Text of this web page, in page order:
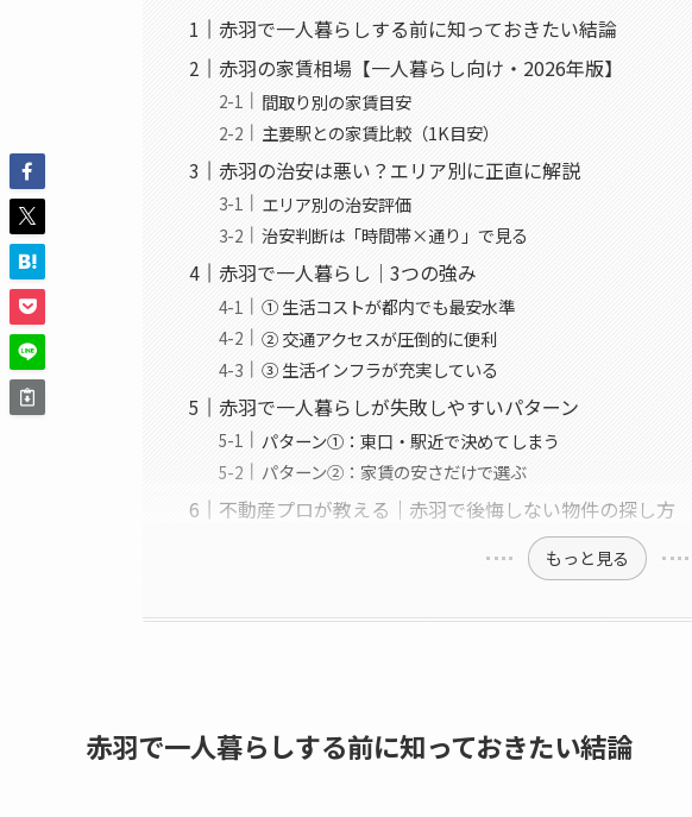
赤羽で一人暮らしする前に知っておきたい結論
赤羽の家賃相場【一人暮らし向け・2026年版】
間取り別の家賃目安
主要駅との家賃比較（1K目安）
赤羽の治安は悪い？エリア別に正直に解説
エリア別の治安評価
治安判断は「時間帯×通り」で見る
赤羽で一人暮らし｜3つの強み
① 生活コストが都内でも最安水準
② 交通アクセスが圧倒的に便利
③ 生活インフラが充実している
赤羽で一人暮らしが失敗しやすいパターン
パターン①：東口・駅近で決めてしまう
パターン②：家賃の安さだけで選ぶ
不動産プロが教える｜赤羽で後悔しない物件の探し方
もっと見る
赤羽で一人暮らしする前に知っておきたい結論